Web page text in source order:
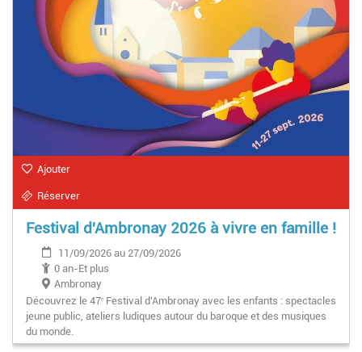
Ajouter
Réserver
Festival d'Ambronay 2026 à vivre en famille !
11/09/2026 au 27/09/2026
0 an-Et plus
Ambronay
Découvrez le 47ᵉ Festival d'Ambronay avec les enfants : spectacles
jeune public, ateliers ludiques autour du baroque et des musiques
du monde.